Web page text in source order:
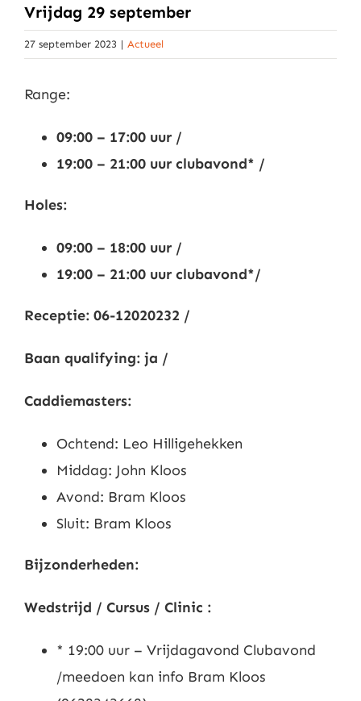
Arrangementen
Activiteitenkalender
Nieuws
Leden
Vrijdag 29 september
27 september 2023 | Actueel
Range:
09:00 – 17:00 uur /
19:00 – 21:00 uur clubavond* /
Holes:
09:00 – 18:00 uur /
19:00 – 21:00 uur clubavond*/
Receptie: 06-12020232 /
Baan qualifying: ja /
Caddiemasters:
Ochtend: Leo Hilligehekken
Middag: John Kloos
Avond: Bram Kloos
Sluit: Bram Kloos
Bijzonderheden:
Wedstrijd / Cursus / Clinic :
* 19:00 uur – Vrijdagavond Clubavond
/meedoen kan info Bram Kloos